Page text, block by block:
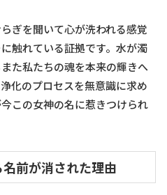
ぎを聞いて心が洗われる感覚
触れている証拠です。水が濁
た私たちの魂を本来の輝きへ
化のプロセスを無意識に求め
この女神の名に惹きつけられ
前が消された理由